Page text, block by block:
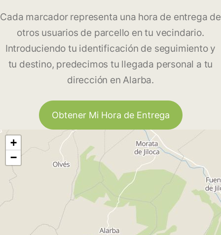
Cada marcador representa una hora de entrega de
otros usuarios de parcello en tu vecindario.
Introduciendo tu identificación de seguimiento y
tu destino, predecimos tu llegada personal a tu
dirección en Alarba.
Obtener Mi Hora de Entrega
+
−